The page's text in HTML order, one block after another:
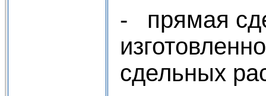
- прямая
сдельных